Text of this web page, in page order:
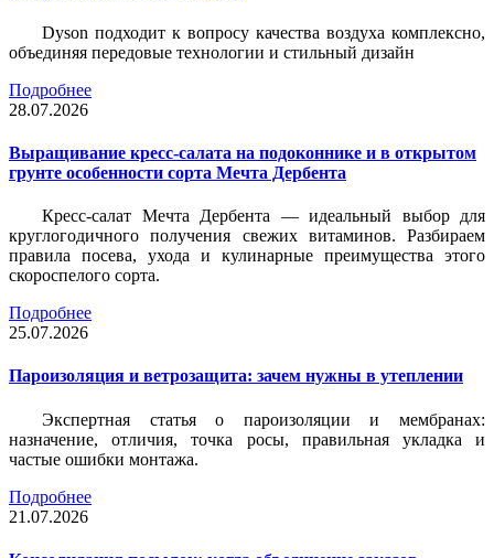
Dyson подходит к вопросу качества воздуха комплексно,
объединяя передовые технологии и стильный дизайн
Подробнее
28.07.2026
Выращивание кресс-салата на подоконнике и в открытом
грунте особенности сорта Мечта Дербента
Кресс-салат Мечта Дербента — идеальный выбор для
круглогодичного получения свежих витаминов. Разбираем
правила посева, ухода и кулинарные преимущества этого
скороспелого сорта.
Подробнее
25.07.2026
Пароизоляция и ветрозащита: зачем нужны в утеплении
Экспертная статья о пароизоляции и мембранах:
назначение, отличия, точка росы, правильная укладка и
частые ошибки монтажа.
Подробнее
21.07.2026